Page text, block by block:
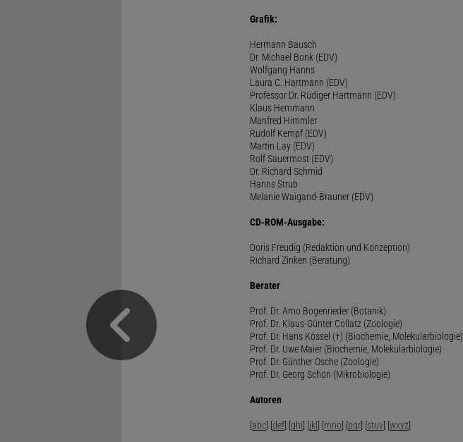
Grafik:
Hermann Bausch
Dr. Michael Bonk (EDV)
Wolfgang Hanns
Laura C. Hartmann (EDV)
Professor Dr. Rüdiger Hartmann (EDV)
Klaus Hemmann
Manfred Himmler
Rudolf Kempf (EDV)
Martin Lay (EDV)
Rolf Sauermost (EDV)
Dr. Richard Schmid
Hanns Strub
Melanie Waigand-Brauner (EDV)
CD-ROM-Ausgabe:
Doris Freudig (Redaktion und Konzeption)
Richard Zinken (Beratung)
Berater
Prof. Dr. Arno Bogenrieder (Botanik)
Prof. Dr. Klaus-Günter Collatz (Zoologie)
Prof. Dr. Hans Kössel (†) (Biochemie, Molekularbiologie)
Prof. Dr. Uwe Maier (Biochemie, Molekularbiologie)
Prof. Dr. Günther Osche (Zoologie)
Prof. Dr. Georg Schön (Mikrobiologie)
Autoren
[abc] [def] [ghi] [jkl] [mno] [pqr] [stuv] [wxyz]